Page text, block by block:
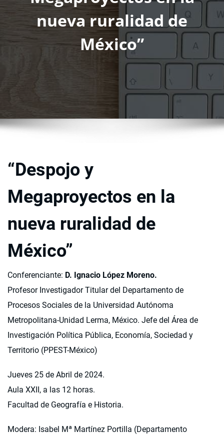
nueva ruralidad de
México”
“Despojo y
Megaproyectos en la
nueva ruralidad de
México”
Conferenciante: D. Ignacio López Moreno.
Profesor Investigador Titular del Departamento de
Procesos Sociales de la Universidad Autónoma
Metropolitana-Unidad Lerma, México. Jefe del Área de
Investigación Política Pública, Economía, Sociedad y
Territorio (PPEST-México)
Jueves 25 de Abril de 2024.
Aula XXII, a las 12 horas.
Facultad de Geografía e Historia.
Modera: Isabel Mª Martínez Portilla (Departamento